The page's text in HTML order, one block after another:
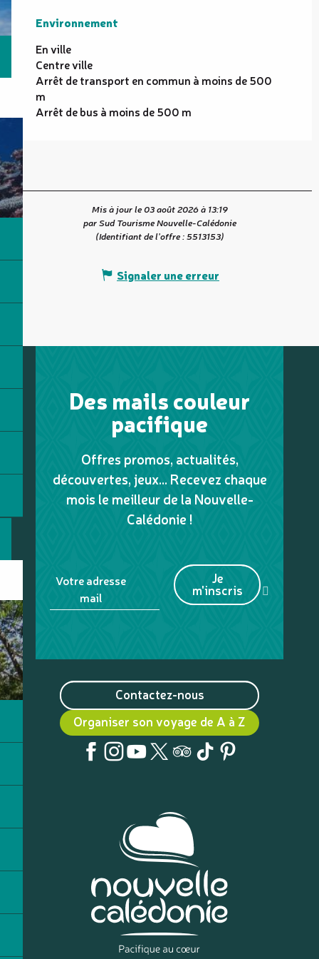
Environnement
Environnement
En ville
Centre ville
Arrêt de transport en commun à moins de 500
m
Arrêt de bus à moins de 500 m
Mis à jour le 03 août 2026 à 13:19
par Sud Tourisme Nouvelle-Calédonie
(Identifiant de l'offre :5513153)
Signaler une erreur
Des mails couleur
pacifique
Offres promos, actualités,
découvertes, jeux... Recevez chaque
mois le meilleur de la Nouvelle-
Calédonie !
Votre adresse
mail
Je
m'inscris
Contactez-nous
Organiser son voyage de A à Z